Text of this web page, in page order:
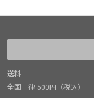
送料
全国一律 500円（税込）